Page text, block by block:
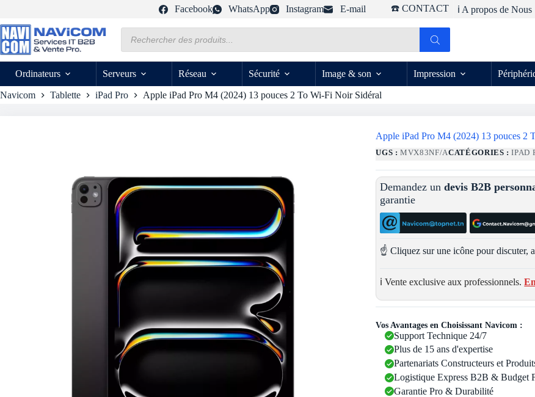
contenu
Facebook WhatsApp Instagram E-mail ☎️ CONTACT ℹ️ A propos de Nous
produits
Ordinateurs
Serveurs Réseau Sécurité Image & son Impression
Navicom Tablette iPad Pro Apple iPad Pro M4 (2024) 13 pouces 2 To Wi-Fi Noir Sidéral
Apple iPad Pro M4 (2024) 13 pouces 2
UGS :MVX83NF/ACATÉGORIES :IPAD
Demandez undevis B2B
garantie
☝️ Cliquez sur une icône pour discuter,
ℹ️ Vente exclusive aux professionnels.
Vos Avantages en Choisissant Navicom :
Support Technique 24/7
Plus de 15 ans d'expertise
Partenariats Constructeurs et
Logistique Express B2B & Budget
Garantie Pro & Durabilité